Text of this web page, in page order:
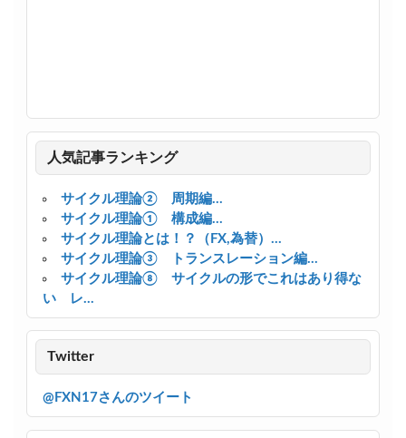
人気記事ランキング
サイクル理論② 周期編...
サイクル理論① 構成編...
サイクル理論とは！？（FX,為替）...
サイクル理論③ トランスレーション編...
サイクル理論⑧ サイクルの形でこれはあり得な
い レ...
Twitter
@FXN17さんのツイート